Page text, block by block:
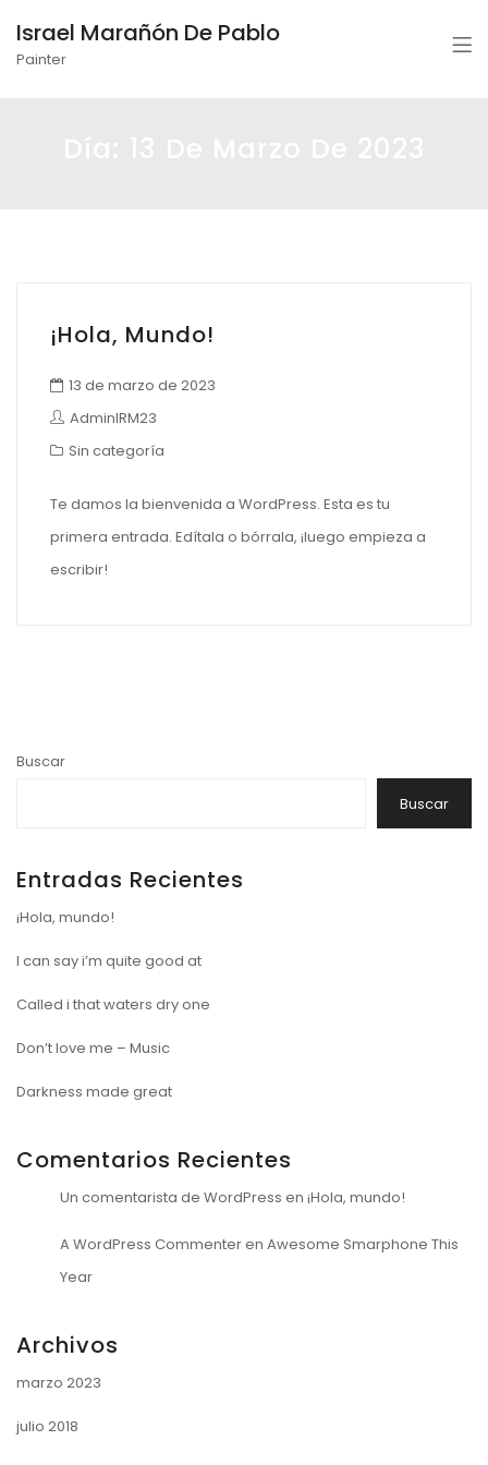
Israel Marañón De Pablo
Painter
¡Hola, Mundo!
13 de marzo de 2023
AdminIRM23
Sin categoría
Te damos la bienvenida a WordPress. Esta es tu
primera entrada. Edítala o bórrala, ¡luego empieza a
escribir!
Buscar
Buscar
Entradas Recientes
¡Hola, mundo!
I can say i’m quite good at
Called i that waters dry one
Don’t love me – Music
Darkness made great
Comentarios Recientes
Un comentarista de WordPress en ¡Hola, mundo!
A WordPress Commenteren Awesome Smarphone This
Year
Archivos
marzo 2023
julio 2018